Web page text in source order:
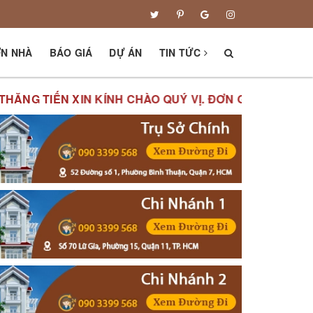
NHÀ BÁO GIÁ DỰ ÁN TIN TỨC
CHÀO QUÝ VỊ.ĐƠN GIÁ XÂY DỰNG PHẦN THÔ